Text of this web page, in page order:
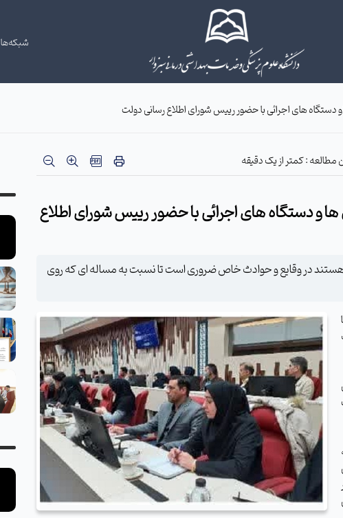
شبکه‌ها
دستگاه های اجرائی با حضور رییس شورای اطلاع رسانی دولت
مطالعه : کمتر از یک دقیقه
و دستگاه های اجرائی با حضور رییس شورای اطلاع
در وقایع و حوادث خاص ضروری است تا نسبت به مساله ای که روی